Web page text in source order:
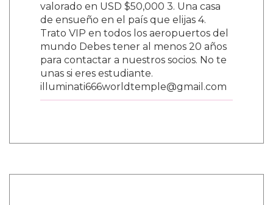
valorado en USD $50,000 3. Una casa
de ensueño en el país que elijas 4.
Trato VIP en todos los aeropuertos del
mundo Debes tener al menos 20 años
para contactar a nuestros socios. No te
unas si eres estudiante.
illuminati666worldtemple@gmail.com